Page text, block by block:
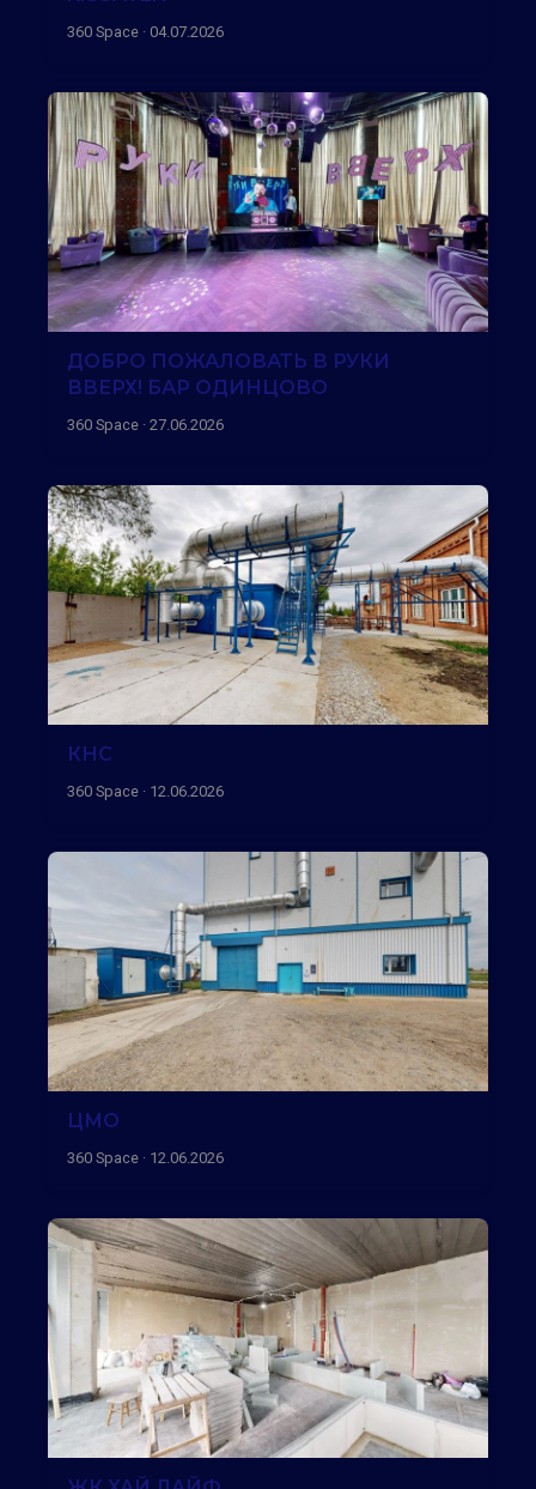
360 Space · 04.07.2026
ДОБРО ПОЖАЛОВАТЬ В РУКИ
ВВЕРХ! БАР ОДИНЦОВО
360 Space · 27.06.2026
КНС
360 Space · 12.06.2026
ЦМО
360 Space · 12.06.2026